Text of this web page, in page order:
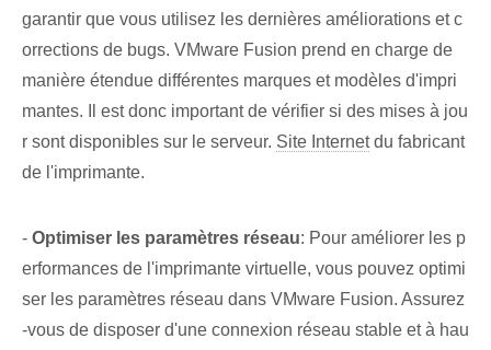
garantir que vous utilisez les dernières améliorations et c
orrections de bugs. VMware Fusion prend en charge de
manière étendue différentes marques et modèles d'impri
mantes. Il est donc important de vérifier si des mises à jou
r sont disponibles sur le serveur. Site Internetdu fabricant
de l'imprimante.
- Optimiser les paramètres réseau: Pour améliorer les p
erformances de l'imprimante virtuelle, vous pouvez optimi
ser les paramètres réseau dans VMware Fusion. Assurez
-vous de disposer d'une connexion réseau stable et à hau